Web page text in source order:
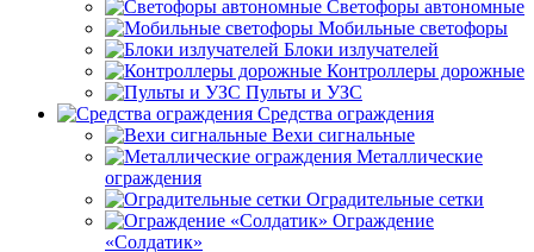
Светофоры автономные
Мобильные светофоры
Блоки излучателей
Контроллеры дорожные
Пульты и УЗС
Средства ограждения
Вехи сигнальные
Металлические
ограждения
Оградительные сетки
Ограждение
«Солдатик»